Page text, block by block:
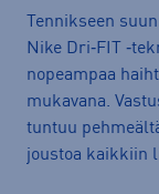
Tennikseen
Nike Dri‑FIT
nopeampaa
mukavana.
tuntuu
joustoa kaikkiin